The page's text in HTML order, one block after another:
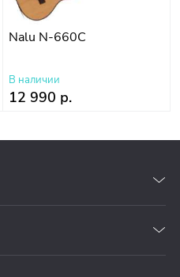
Nalu N-660С
В наличии
12 990 р.